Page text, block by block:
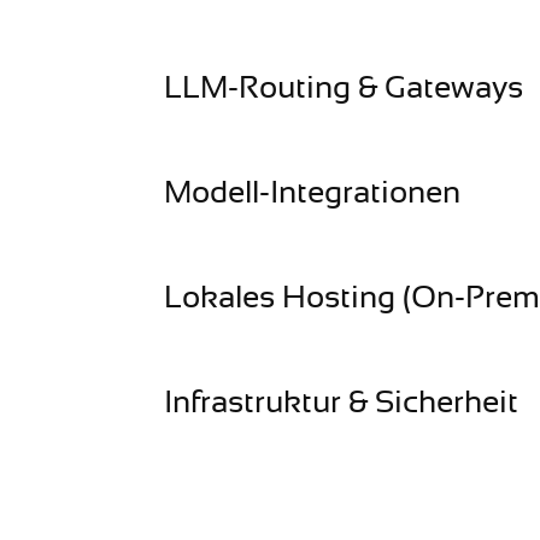
LLM-Routing & Gateways
Modell-Integrationen
Lokales Hosting (On-
Infrastruktur & Sicherheit